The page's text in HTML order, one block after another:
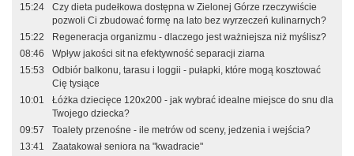
15:24
Czy dieta pudełkowa dostępna w Zielonej Górze rzeczywiście
pozwoli Ci zbudować formę na lato bez wyrzeczeń kulinarnych?
15:22
Regeneracja organizmu - dlaczego jest ważniejsza niż myślisz?
08:46
Wpływ jakości sit na efektywność separacji ziarna
15:53
Odbiór balkonu, tarasu i loggii - pułapki, które mogą kosztować
Cię tysiące
10:01
Łóżka dziecięce 120x200 - jak wybrać idealne miejsce do snu dla
Twojego dziecka?
09:57
Toalety przenośne - ile metrów od sceny, jedzenia i wejścia?
13:41
Zaatakował seniora na "kwadracie"